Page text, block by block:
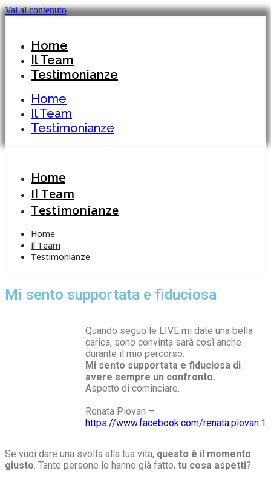
Vai al contenuto
Home
Il Team
Testimonianze
Home
Il Team
Testimonianze
Home
Il Team
Testimonianze
Home
Il Team
Testimonianze
Mi sento supportata e fiduciosa
Quando seguo le LIVE mi date una bella
carica, sono convinta sarà così anche
durante il mio percorso.
Mi sento supportata e fiduciosa di
avere sempre un confronto.
Aspetto di cominciare.
Renata Piovan –
https://www.facebook.com/renata.piovan.1
Se vuoi dare una svolta alla tua vita, questo è il momento
giusto. Tante persone lo hanno già fatto, tu cosa aspetti?